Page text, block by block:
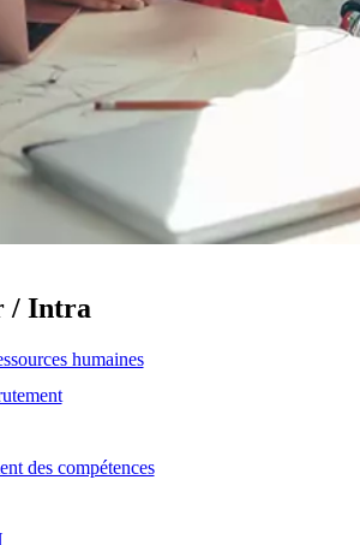
/ Intra
humaines
des compétences